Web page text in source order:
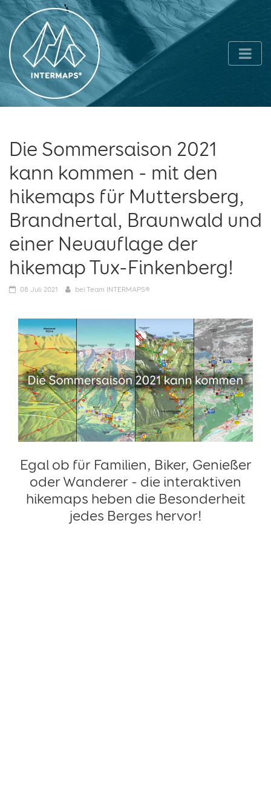
Die Sommersaison 2021
kann kommen - mit den
hikemaps für Muttersberg,
Brandnertal, Braunwald und
einer Neuauflage der
hikemap Tux-Finkenberg!
08 Juli 2021 bei Team INTERMAPS®
Egal ob für Familien, Biker, Genießer
oder Wanderer - die interaktiven
hikemaps heben die Besonderheit
jedes Berges hervor!